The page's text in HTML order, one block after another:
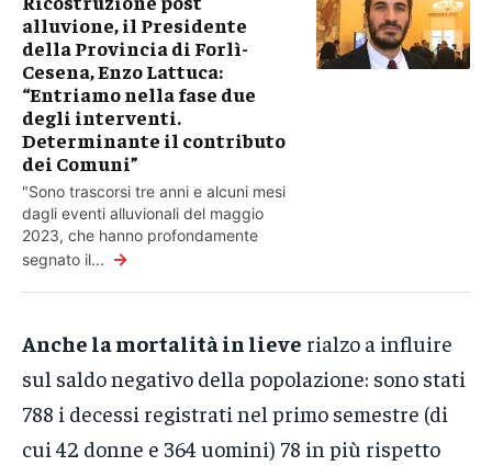
alluvione, il Presidente
della Provincia di Forlì-
Cesena, Enzo Lattuca:
“Entriamo nella fase due
degli interventi.
Determinante il contributo
dei Comuni”
"Sono trascorsi tre anni e alcuni mesi
dagli eventi alluvionali del maggio
2023, che hanno profondamente
segnato il... →
Anche la mortalità in lieve rialzo a influire
sul saldo negativo della popolazione: sono stati
788 i decessi registrati nel primo semestre (di
cui 42 donne e 364 uomini) 78 in più rispetto